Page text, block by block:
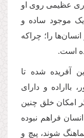
عظیمی روی او
موجود ساده و
را؛ چراکه
است.
آفریده شده تا
و دارای
امکان خلق چنین
فراهم نبوده
شوند، پیچ و